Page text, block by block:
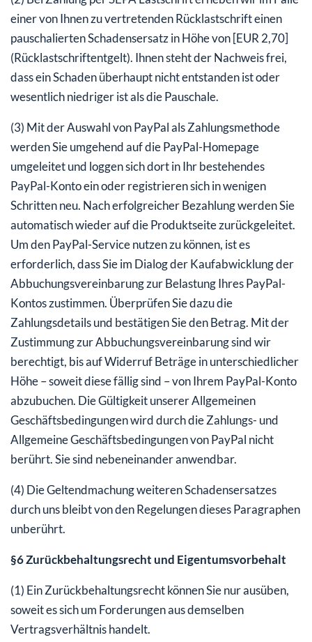
einer von Ihnen zu vertretenden Rücklastschrift einen
pauschalierten Schadensersatz in Höhe von [EUR 2,70]
(Rücklastschriftentgelt). Ihnen steht der Nachweis frei,
dass ein Schaden überhaupt nicht entstanden ist oder
wesentlich niedriger ist als die Pauschale.
(3) Mit der Auswahl von PayPal als Zahlungsmethode
werden Sie umgehend auf die PayPal-Homepage
umgeleitet und loggen sich dort in Ihr bestehendes
PayPal-Konto ein oder registrieren sich in wenigen
Schritten neu. Nach erfolgreicher Bezahlung werden Sie
automatisch wieder auf die Produktseite zurückgeleitet.
Um den PayPal-Service nutzen zu können, ist es
erforderlich, dass Sie im Dialog der Kaufabwicklung der
Abbuchungsvereinbarung zur Belastung Ihres PayPal-
Kontos zustimmen. Überprüfen Sie dazu die
Zahlungsdetails und bestätigen Sie den Betrag. Mit der
Zustimmung zur Abbuchungsvereinbarung sind wir
berechtigt, bis auf Widerruf Beträge in unterschiedlicher
Höhe – soweit diese fällig sind – von Ihrem PayPal-Konto
abzubuchen. Die Gültigkeit unserer Allgemeinen
Geschäftsbedingungen wird durch die Zahlungs- und
Allgemeine Geschäftsbedingungen von PayPal nicht
berührt. Sie sind nebeneinander anwendbar.
(4) Die Geltendmachung weiteren Schadensersatzes
durch uns bleibt von den Regelungen dieses Paragraphen
unberührt.
§6 Zurückbehaltungsrecht und Eigentumsvorbehalt
(1) Ein Zurückbehaltungsrecht können Sie nur ausüben,
soweit es sich um Forderungen aus demselben
Vertragsverhältnis handelt.